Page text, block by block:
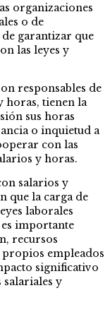
organizaciones
o de
garantizar que
las leyes y
responsables de
horas, tienen la
sus horas
o inquietud a
con las
y horas.
salarios y
que la carga de
laborales
importante
recursos
propios empleados
significativo
salariales y